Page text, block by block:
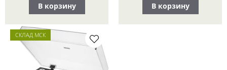
В корзину В корзину
СКЛАД МСК